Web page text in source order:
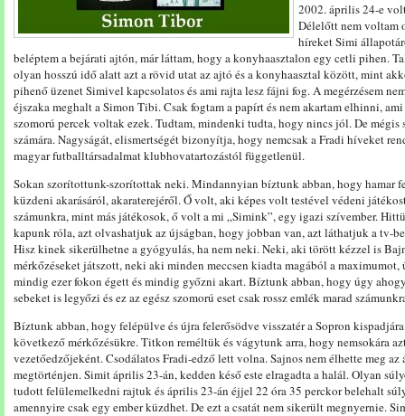
2002. április 24-e
Délelőtt nem voltam
híreket Simi
beléptem a bejárati ajtón, már láttam, hogy a konyhaasztalon egy cetli pihen.
olyan hosszú idő alatt azt a rövid utat az ajtó és a konyhaasztal között, mint
pihenő üzenet Simivel kapcsolatos és ami rajta lesz fájni fog. A megérzésem
éjszaka meghalt a Simon Tibi. Csak fogtam a papírt és nem akartam elhinni,
szomorú percek voltak ezek. Tudtam, mindenki tudta, hogy nincs jól. De
számára. Nagyságát, elismertségét bizonyítja, hogy nemcsak a Fradi híveket
magyar futballtársadalmat klubhovatartozástól függetlenül.
Sokan szorítottunk-szorítottak neki. Mindannyian bíztunk abban, hogy hamar
küzdeni akarásáról, akaraterejéről. Ő volt, aki képes volt testével védeni
számunkra, mint más játékosok, ő volt a mi „Simink”, egy igazi szívember.
kapunk róla, azt olvashatjuk az újságban, hogy jobban van, azt láthatjuk a tv-
Hisz kinek sikerülhetne a gyógyulás, ha nem neki. Neki, aki törött kézzel is
mérkőzéseket játszott, neki aki minden meccsen kiadta magából a
mindig ezer fokon égett és mindig győzni akart. Bíztunk abban, hogy úgy
sebeket is legyőzi és ez az egész szomorú eset csak rossz emlék marad
Bíztunk abban, hogy felépülve és újra felerősödve visszatér a Sopron
következő mérkőzésükre. Titkon reméltük és vágytunk arra, hogy nemsokára
vezetőedzőjeként. Csodálatos Fradi-edző lett volna. Sajnos nem élhette meg
megtörténjen. Simit április 23-án, kedden késő este elragadta a halál. Olyan
tudott felülemelkedni rajtuk és április 23-án éjjel 22 óra 35 perckor belehalt
amennyire csak egy ember küzdhet. De ezt a csatát nem sikerült megnyernie.